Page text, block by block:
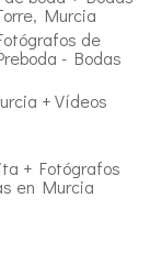
Murcia
de
- Bodas
+ Vídeos
+ Fotógrafos
en Murcia